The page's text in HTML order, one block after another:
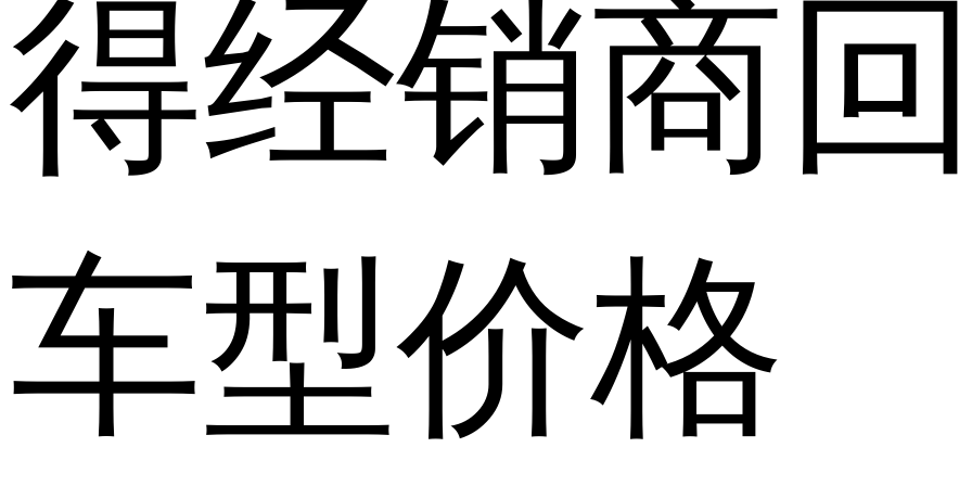
得经销商
车型价格